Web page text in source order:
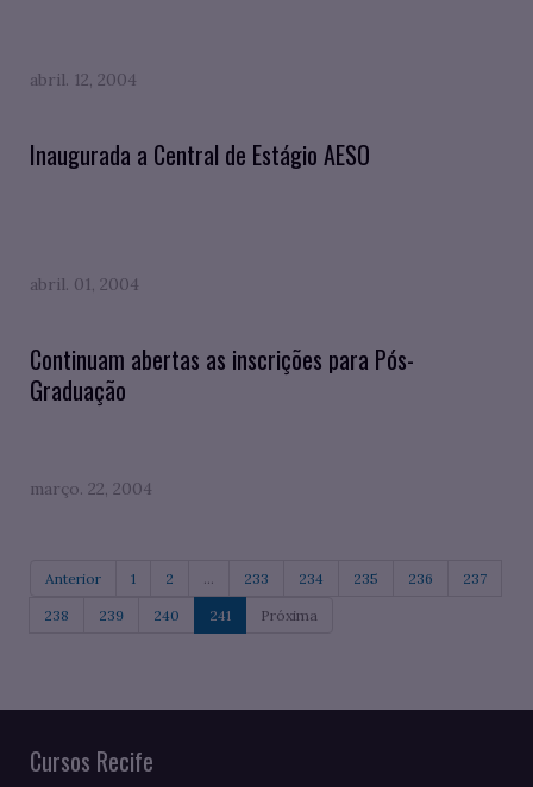
abril. 12, 2004
Inaugurada a Central de Estágio AESO
abril. 01, 2004
Continuam abertas as inscrições para Pós-
Graduação
março. 22, 2004
Anterior 1 2 ... 233 234 235 236 237
238 239 240 241 Próxima
Cursos Recife